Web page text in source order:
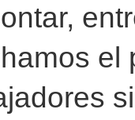
el